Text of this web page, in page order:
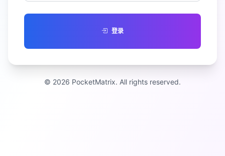
登录
© 2026 PocketMatrix. All rights reserved.